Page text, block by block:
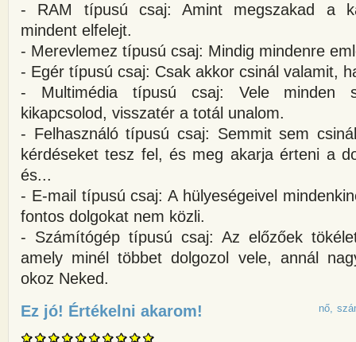
- RAM típusú csaj: Amint megszakad a
mindent elfelejt.
- Merevlemez típusú csaj: Mindig mindenre
- Egér típusú csaj: Csak akkor csinál valamit,
- Multimédia típusú csaj: Vele minden
kikapcsolod, visszatér a totál unalom.
- Felhasználó típusú csaj: Semmit sem
kérdéseket tesz fel, és meg akarja érteni a
és...
- E-mail típusú csaj: A hülyeségeivel
fontos dolgokat nem közli.
- Számítógép típusú csaj: Az előzőek
amely minél többet dolgozol vele, annál
okoz Neked.
nő
Ez jó! Értékelni akarom! about Csajtípusok az